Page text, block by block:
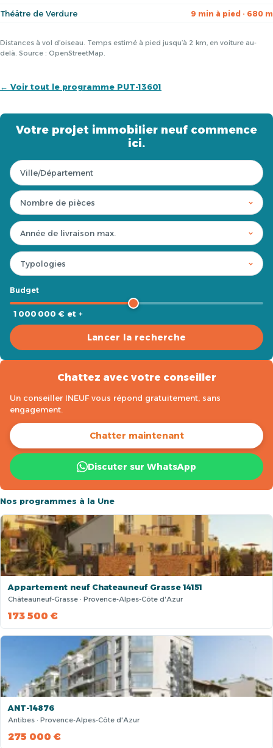
Théâtre de Verdure 9 min à pied · 680 m
Distances à vol d’oiseau. Temps estimé à pied jusqu’à 2 km, en voiture au-
delà. Source : OpenStreetMap.
← Voir tout le programme PUT-13601
Votre projet immobilier neuf commence
ici.
Budget
1 000 000 € et +
Lancer la recherche
Chattez avec votre conseiller
Un conseiller INEUF vous répond gratuitement, sans
engagement.
Chatter maintenant
Discuter sur WhatsApp
Nos programmes à la Une
Appartement neuf Chateauneuf Grasse 14151
Châteauneuf-Grasse · Provence-Alpes-Côte d'Azur
173 500 €
ANT-14876
Antibes · Provence-Alpes-Côte d'Azur
275 000 €